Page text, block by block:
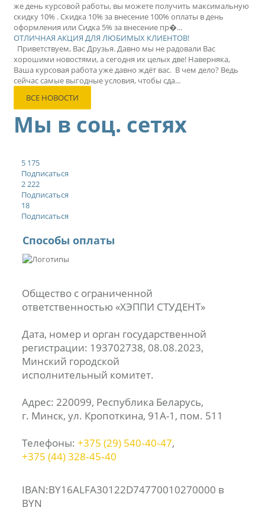
же день курсовой работы, вы можете получить максимальную
скидку 10% . Скидка 10% за внесение 100% оплаты в день
оформления или Сидка 5% за внесение пр�...
ОТЛИЧНАЯ АКЦИЯ ДЛЯ ЛЮБИМЫХ КЛИЕНТОВ!
Приветствуем, Вас Друзья. Давно мы не радовали Вас
хорошими новостями, а сегодня их целых две! Наверняка,
Ваша курсовая работа уже давно ждёт вас. В чем дело? Ведь
сейчас самые выгодные условия, чтобы сда...
ВСЕ НОВОСТИ
Мы в соц. сетях
5 175
Подписаться
2 222
Подписаться
18
Подписаться
Способы оплаты
Общество с ограниченной
ответственностью «ХЭППИ СТУДЕНТ»
Дата, номер и орган государственной
регистрации: 193702738, 08.08.2023,
Минский городской
исполнительный комитет.
Адрес: 220099, Республика Беларусь,
г. Минск, ул. Кропоткина, 91А-1, пом. 511
Телефоны: +375 (29) 540‑40‑47,
+375 (44) 328‑45‑40
IBAN:BY16ALFA30122D74770010270000 в
BYN